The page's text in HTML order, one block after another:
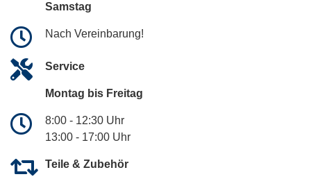
Samstag
Nach Vereinbarung!
Service
Montag bis Freitag
8:00 - 12:30 Uhr
13:00 - 17:00 Uhr
Teile & Zubehör